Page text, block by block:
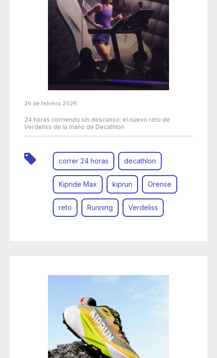
26 de febrero 2026
24 horas corriendo sin descanso: el nuevo reto de
Verdeliss de la mano de Decathlon
correr 24 horas decathlon
Kipride Max kiprun Orense
reto Running Verdeliss